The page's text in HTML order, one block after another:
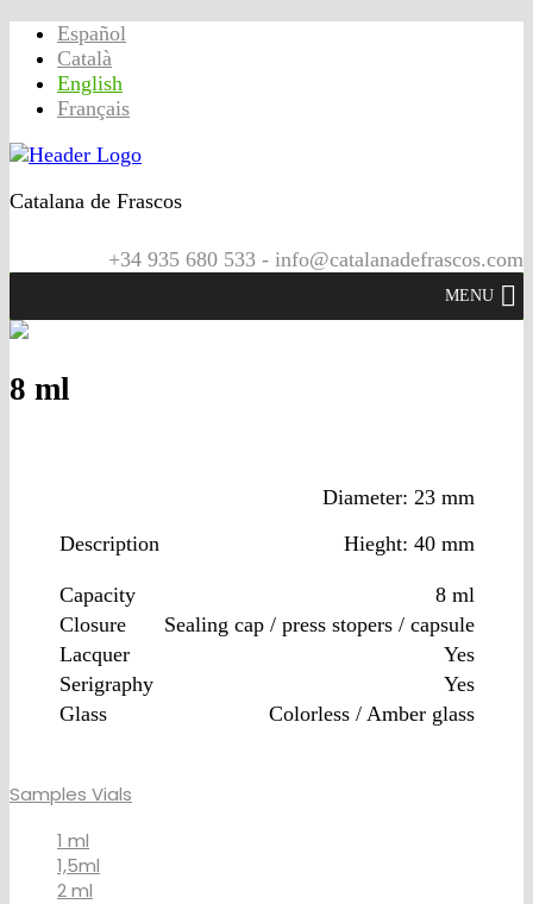
Español
Català
English
Français
Catalana de Frascos
+34 935 680 533 - info@catalanadefrascos.com
MENU
8 ml
Description
Diameter: 23 mm
Hieght: 40 mm
Capacity
8 ml
Closure
Sealing cap / press stopers / capsule
Lacquer
Yes
Serigraphy
Yes
Glass
Colorless / Amber glass
Samples Vials
1 ml
1,5ml
2 ml